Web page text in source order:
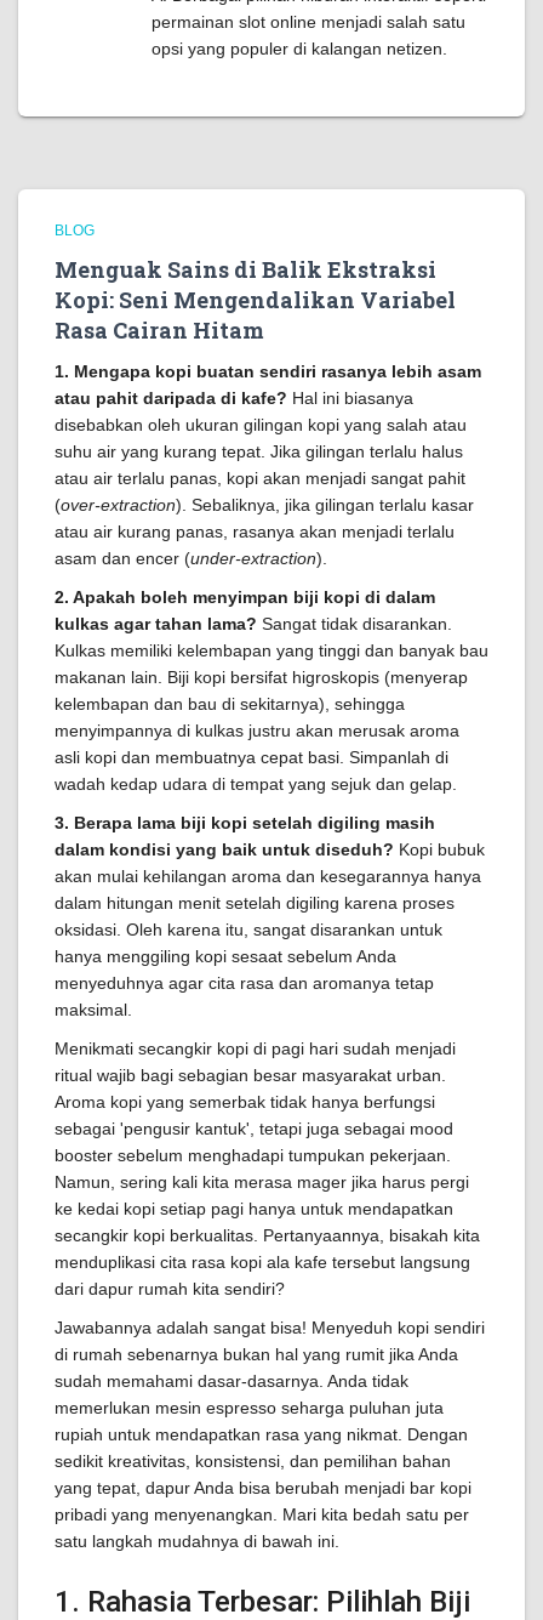
permainan slot online menjadi salah satu
opsi yang populer di kalangan netizen.
BLOG
Menguak Sains di Balik Ekstraksi
Kopi: Seni Mengendalikan Variabel
Rasa Cairan Hitam
1. Mengapa kopi buatan sendiri rasanya lebih asam
atau pahit daripada di kafe? Hal ini biasanya
disebabkan oleh ukuran gilingan kopi yang salah atau
suhu air yang kurang tepat. Jika gilingan terlalu halus
atau air terlalu panas, kopi akan menjadi sangat pahit
(over-extraction). Sebaliknya, jika gilingan terlalu kasar
atau air kurang panas, rasanya akan menjadi terlalu
asam dan encer (under-extraction).
2. Apakah boleh menyimpan biji kopi di dalam
kulkas agar tahan lama? Sangat tidak disarankan.
Kulkas memiliki kelembapan yang tinggi dan banyak bau
makanan lain. Biji kopi bersifat higroskopis (menyerap
kelembapan dan bau di sekitarnya), sehingga
menyimpannya di kulkas justru akan merusak aroma
asli kopi dan membuatnya cepat basi. Simpanlah di
wadah kedap udara di tempat yang sejuk dan gelap.
3. Berapa lama biji kopi setelah digiling masih
dalam kondisi yang baik untuk diseduh? Kopi bubuk
akan mulai kehilangan aroma dan kesegarannya hanya
dalam hitungan menit setelah digiling karena proses
oksidasi. Oleh karena itu, sangat disarankan untuk
hanya menggiling kopi sesaat sebelum Anda
menyeduhnya agar cita rasa dan aromanya tetap
maksimal.
Menikmati secangkir kopi di pagi hari sudah menjadi
ritual wajib bagi sebagian besar masyarakat urban.
Aroma kopi yang semerbak tidak hanya berfungsi
sebagai 'pengusir kantuk', tetapi juga sebagai mood
booster sebelum menghadapi tumpukan pekerjaan.
Namun, sering kali kita merasa mager jika harus pergi
ke kedai kopi setiap pagi hanya untuk mendapatkan
secangkir kopi berkualitas. Pertanyaannya, bisakah kita
menduplikasi cita rasa kopi ala kafe tersebut langsung
dari dapur rumah kita sendiri?
Jawabannya adalah sangat bisa! Menyeduh kopi sendiri
di rumah sebenarnya bukan hal yang rumit jika Anda
sudah memahami dasar-dasarnya. Anda tidak
memerlukan mesin espresso seharga puluhan juta
rupiah untuk mendapatkan rasa yang nikmat. Dengan
sedikit kreativitas, konsistensi, dan pemilihan bahan
yang tepat, dapur Anda bisa berubah menjadi bar kopi
pribadi yang menyenangkan. Mari kita bedah satu per
satu langkah mudahnya di bawah ini.
1. Rahasia Terbesar: Pilihlah Biji